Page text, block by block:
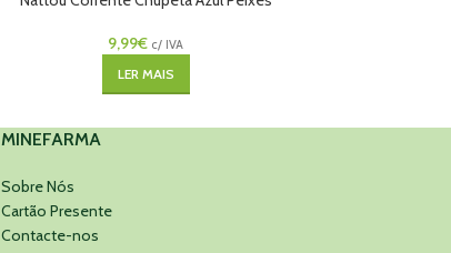
9,99€ c/ IVA
LER MAIS
MINEFARMA
Sobre Nós
Cartão Presente
Contacte-nos